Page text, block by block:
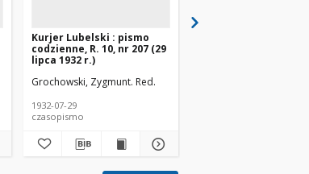
Kurjer Lubelski : pismo
codzienne, R. 10, nr 207 (29
lipca 1932 r.)
Grochowski, Zygmunt. Red.
1932-07-29
czasopismo